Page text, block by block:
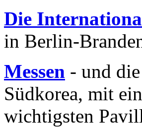
Die
in Berlin-
Messen - und
Südkorea, mit
wichtigsten